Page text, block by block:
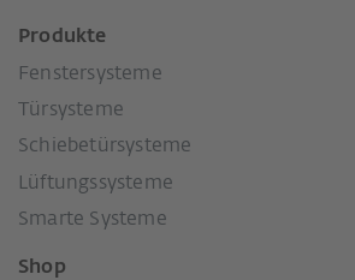
Produkte
Fenstersysteme
Türsysteme
Schiebetürsysteme
Lüftungssysteme
Smarte Systeme
Shop